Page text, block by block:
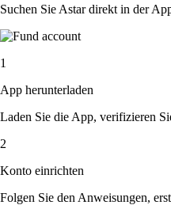
Suchen Sie Astar direkt in der
1
App herunterladen
Laden Sie die App, verifizieren
2
Konto einrichten
Folgen Sie den Anweisungen,